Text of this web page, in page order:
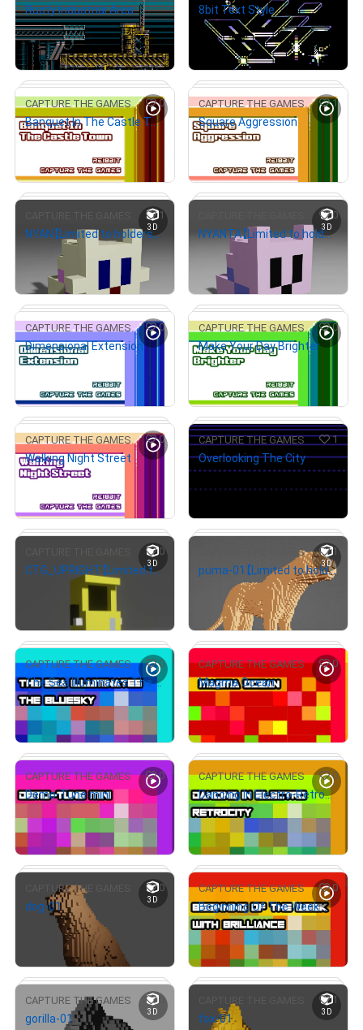
I love games so much!
I am working on a brand that means "CAPTURE THE GAMES"
= "Capture the Games".
I have been working on creating a brand that means "Capture
the Games".
I have been working in CG for 25 years in design offices, game
companies, and in the broadcasting industry.
I love to create anything from analog to digital.
Currently, I am working with my twin sons who love to be
creative
I enjoy creating works in various genres such as 3D, 2D, and
music.
Your support is very motivating for me to create my works.
Thank you very much for your support!
Translated with www.DeepL.com/Translator (free version)
翻訳（AI）を表示
# 2/5
Rusty Industrial Area
¥1,000
売出し（初回販売）
# 1/5
8bit Text Style
1,000
売出し（初回販売）
# 2/50
CAPTURE THE GAMES 0
Banquet In The Castle Town
¥500
売出し（初回販売）
# 4/50
CAPTURE THE GAMES 1
Square Aggression
¥500
売出し（初回販売）
# 2/3
3D
1
NYAN【Limited to holders, with 3D data file (.glb)】
売出し（初回販売）
# 3/3
3D
0
NYANTA【Limited to holders, with 3D data file (.glb)】
500
売出し（初回販売）
# 2/50
CAPTURE THE GAMES 0
Dimensional Extension
¥500
売出し（初回販売）
CAPTURE THE GAMES 0
Make Your Day Brighter
¥500
売出し（初回販売）
# 3/50
CAPTURE THE GAMES 0
Walking Night Street
¥500
売出し（初回販売）
CAPTURE THE GAMES 1
Overlooking The City
# 5/10
3D
0
CTG_UPRIGHT【Limited to holders, with 3D data file (glb)】
売出し（初回販売）
# 1/10
3D
CAPTURE THE GAMES 1
puma-01【Limited to holders, with 3D data file (.glb)】
1,000
売出し（初回販売）
# 31/50
CAPTURE THE GAMES 0
The Sea Illuminates The BlueSky
¥500
# 2/50
CAPTURE THE GAMES 0
Magma Ocean
¥500
売出し（初回販売）
# 4/50
CAPTURE THE GAMES 0
Demo-Tune mini
¥500
# 2/50
CAPTURE THE GAMES 0
Dancing In Electro-RetroCity
¥500
売出し（初回販売）
# 2/10
3D
CAPTURE THE GAMES 0
dog-01
1,000
売出し（初回販売）
# 5/50
CAPTURE THE GAMES 0
Beginning Of The Week With Brilliance
¥500
3D
CAPTURE THE GAMES 0
gorilla-01
3D
1
fox-01